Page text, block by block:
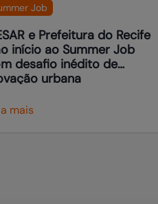
Job
e Prefeitura do Recife
início ao Summer Job
desafio inédito de
urbana
mais